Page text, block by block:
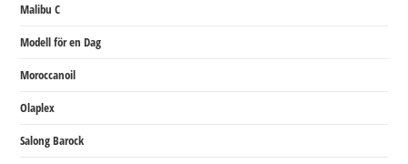
Malibu C
Modell för en Dag
Moroccanoil
Olaplex
Salong Barock